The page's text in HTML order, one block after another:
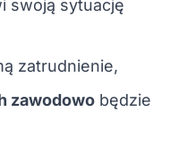
swoją sytuację
zatrudnienie,
zawodowo będzie